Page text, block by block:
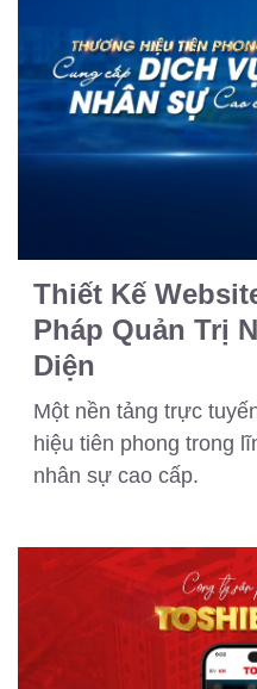
Thiết Kế
Pháp Quản Trị
Diện
Một nền tảng trực
hiệu tiên phong trong
nhân sự cao cấp.